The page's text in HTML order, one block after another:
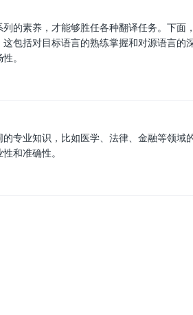
的素养，才能够胜任各种翻译任务。下面
包括对目标语言的熟练掌握和对源语言的
。
专业知识，比如医学、法律、金融等领域
和准确性。